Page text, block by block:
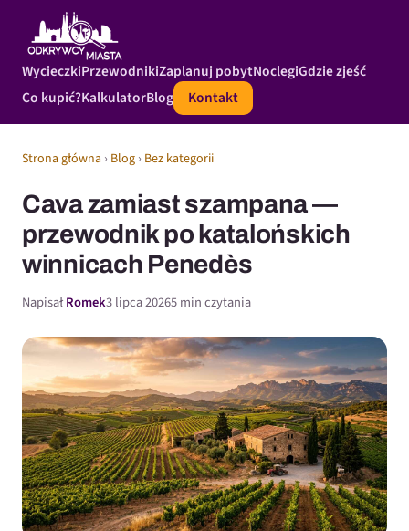
WycieczkiPrzewodnikiZaplanuj pobytNoclegiGdzie zjeść
Co kupić?KalkulatorBlog Kontakt
Strona główna › Blog › Bez kategorii
Cava zamiast szampana —
przewodnik po katalońskich
winnicach Penedès
NapisałRomek3 lipca 20265 min czytania